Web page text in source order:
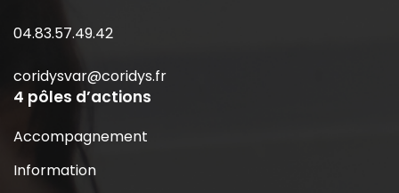
04.83.57.49.42
coridysvar@coridys.fr
4 pôles d’actions
Accompagnement
Information